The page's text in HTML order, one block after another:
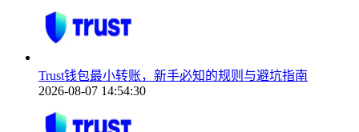
Trust钱包最小转账，新手必知的规则与避坑指南
2026-08-07 14:54:30